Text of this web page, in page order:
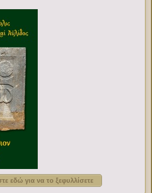
εδώ για να το ξεφυλλίσετε